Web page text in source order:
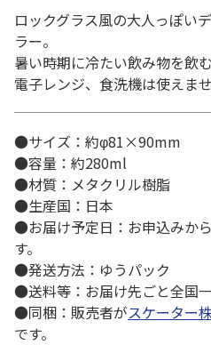
ロックグラス風の大人っぽい
ラー。
暑い時期に冷たい飲み物を飲
電子レンジ、食洗機は使えませ
●サイズ：約φ81×90mm
●容量：約280ml
●材質：メタクリル樹脂
●生産国：日本
●お届け予定日：お申込みか
す。
●発送方法：ゆうパック
●送料等：お届け先ごと全国
●同梱：販売者がスケーター
です。